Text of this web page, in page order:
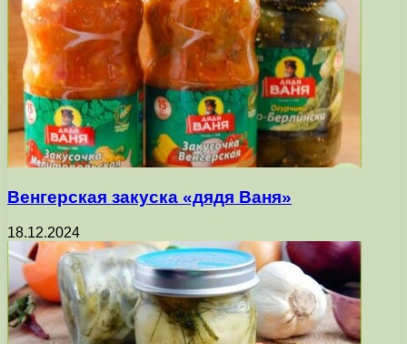
Венгерская закуска «дядя Ваня»
18.12.2024